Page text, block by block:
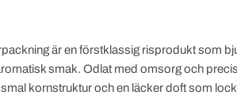
är en förstklassig risprodukt som
smak. Odlat med omsorg och
kornstruktur och en läcker doft som